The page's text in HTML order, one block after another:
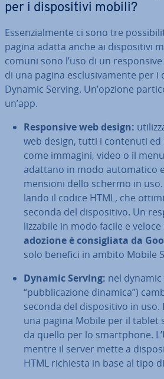
per i di­spo­si­ti­vi mobili?
Es­sen­zial­men­te ci sono tre
pagina adatta anche ai di­spo­si­ti­vi
comuni sono l’uso di un
di una pagina esclu­si­va­men­te per i
Dynamic Serving. Un’opzione
un’app.
Re­spon­si­ve web design:
web design, tutti i contenuti
come immagini, video o il
adattano in modo au­to­ma­ti­co
men­sio­ni dello schermo in
lan­do il codice HTML, che
seconda del di­spo­si­ti­vo. Un
liz­za­bi­le in modo facile e
adozione è con­si­glia­ta da
solo benefici in ambito Mobile
Dynamic Serving: nel
“pub­bli­ca­zio­ne dinamica”)
seconda del di­spo­si­ti­vo in uso.
una pagina Mobile per il tablet
da quello per lo smart­pho­ne.
mentre il server mette a
HTML richiesta in base al tipo